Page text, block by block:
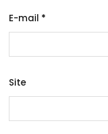
E-mail *
Site